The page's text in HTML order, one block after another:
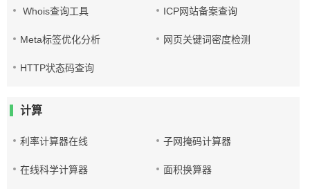
Whois查询工具 ICP网站备案查询
Meta标签优化分析 网页关键词密度检测
HTTP状态码查询
计算
利率计算器在线 子网掩码计算器
在线科学计算器 面积换算器